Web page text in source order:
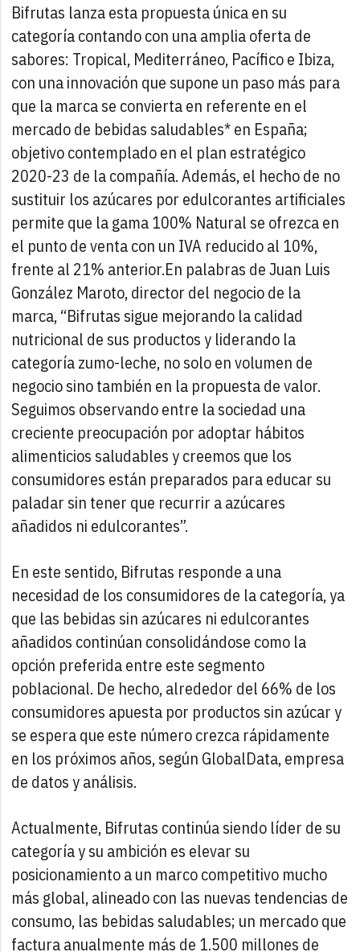
Bifrutas lanza esta propuesta única en su
categoría contando con una amplia oferta de
sabores: Tropical, Mediterráneo, Pacífico e Ibiza,
con una innovación que supone un paso más para
que la marca se convierta en referente en el
mercado de bebidas saludables* en España;
objetivo contemplado en el plan estratégico
2020-23 de la compañía. Además, el hecho de no
sustituir los azúcares por edulcorantes artificiales
permite que la gama 100% Natural se ofrezca en
el punto de venta con un IVA reducido al 10%,
frente al 21% anterior.En palabras de Juan Luis
González Maroto, director del negocio de la
marca, “Bifrutas sigue mejorando la calidad
nutricional de sus productos y liderando la
categoría zumo-leche, no solo en volumen de
negocio sino también en la propuesta de valor.
Seguimos observando entre la sociedad una
creciente preocupación por adoptar hábitos
alimenticios saludables y creemos que los
consumidores están preparados para educar su
paladar sin tener que recurrir a azúcares
añadidos ni edulcorantes”.
En este sentido, Bifrutas responde a una
necesidad de los consumidores de la categoría, ya
que las bebidas sin azúcares ni edulcorantes
añadidos continúan consolidándose como la
opción preferida entre este segmento
poblacional. De hecho, alrededor del 66% de los
consumidores apuesta por productos sin azúcar y
se espera que este número crezca rápidamente
en los próximos años, según GlobalData, empresa
de datos y análisis.
Actualmente, Bifrutas continúa siendo líder de su
categoría y su ambición es elevar su
posicionamiento a un marco competitivo mucho
más global, alineado con las nuevas tendencias de
consumo, las bebidas saludables; un mercado que
factura anualmente más de 1.500 millones de